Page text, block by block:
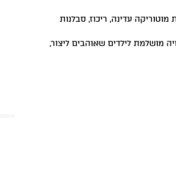
עדינה, ריכוז, סבלנות
– חוויה מושלמת לילדים שאוהבים ליצור,